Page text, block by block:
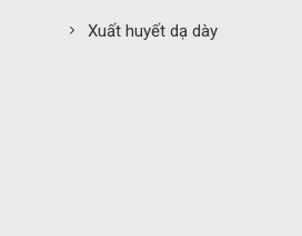
Xuất huyết dạ dày